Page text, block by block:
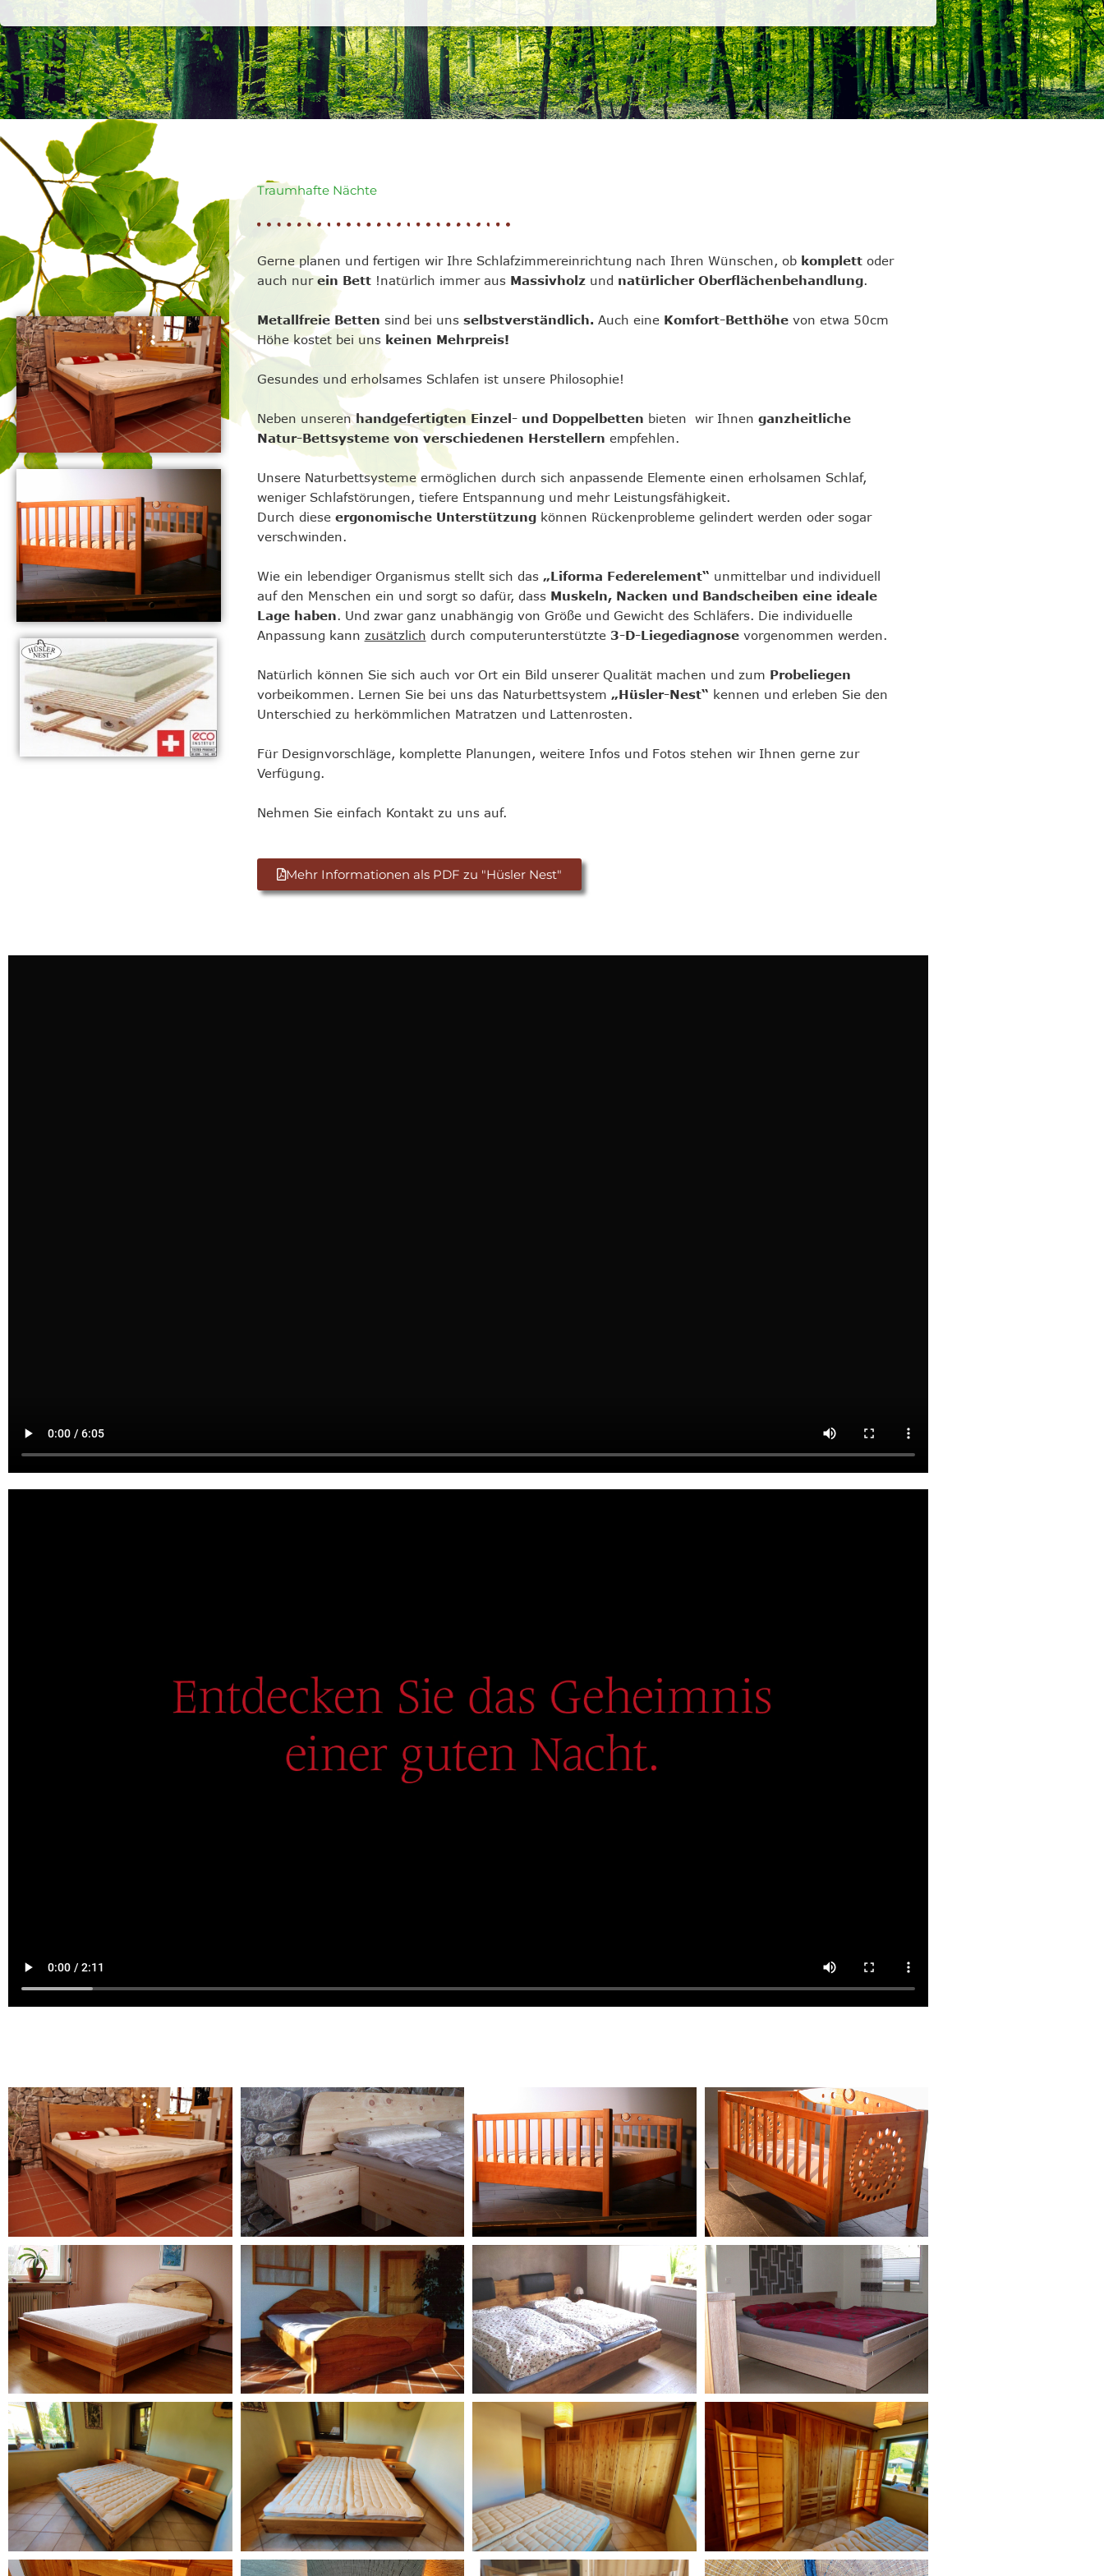
Traumhafte Nächte
Gerne planen und fertigen wir Ihre Schlafzimmereinrichtung nach Ihren Wünschen, ob komplettoder
auch nurein Bett!natürlich immer aus Massivholzund natürlicher Oberflächenbehandlung.
Metallfreie Betten sind bei uns selbstverständlich. Auch eine Komfort-Betthöhevon etwa 50cm
Höhe kostet bei uns keinen Mehrpreis!
Gesundes und erholsames Schlafen ist unsere Philosophie!
Neben unserenhandgefertigten Einzel- und Doppelbetten bieten wir Ihnen ganzheitliche
Natur-Bettsysteme von verschiedenen Herstellern empfehlen.
Unsere Naturbettsysteme ermöglichen durch sich anpassende Elemente einen erholsamen Schlaf,
weniger Schlafstörungen, tiefere Entspannung und mehr Leistungsfähigkeit.
Durch diese ergonomische Unterstützungkönnen Rückenprobleme gelindert werden oder sogar
verschwinden.
Wie ein lebendiger Organismus stellt sich das „Liforma Federelement“ unmittelbar und individuell
auf den Menschen ein und sorgt so dafür, dass Muskeln, Nacken und Bandscheiben eine ideale
Lage haben. Und zwar ganz unabhängig von Größe und Gewicht des Schläfers. Die individuelle
Anpassung kann zusätzlich durch computerunterstützte 3-D-Liegediagnosevorgenommen werden.
Natürlich können Sie sich auch vor Ort ein Bild unserer Qualität machen und zum Probeliegen
vorbeikommen. Lernen Sie bei uns das Naturbettsystem „Hüsler-Nest“ kennen und erleben Sie den
Unterschied zu herkömmlichen Matratzen und Lattenrosten.
Für Designvorschläge, komplette Planungen, weitere Infos und Fotos stehen wir Ihnen gerne zur
Verfügung.
Nehmen Sie einfach Kontakt zu uns auf.
Mehr Informationen als PDF zu "Hüsler Nest"